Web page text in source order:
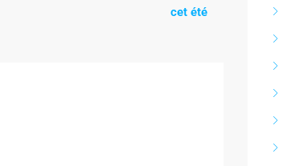
cet été